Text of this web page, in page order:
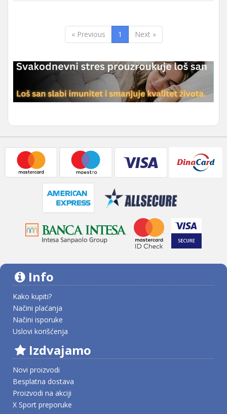
« Previous 1 Next »
Info
Kako kupiti?
Načini plaćanja
Načini isporuke
Uslovi korišćenja
Izdvajamo
Novi proizvodi
Besplatna dostava
Proizvodi na akciji
X Sport preporuke